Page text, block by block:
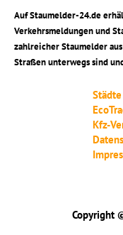
Auf Staumelder-24.de
Verkehrsmeldungen und
zahlreicher Staumelder
Straßen unterwegs sind
Städte
Kfz-
Copyright